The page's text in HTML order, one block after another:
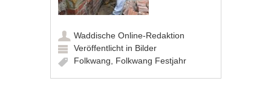
Waddische Online-Redaktion
Veröffentlicht in Bilder
Folkwang
Folkwang Festjahr